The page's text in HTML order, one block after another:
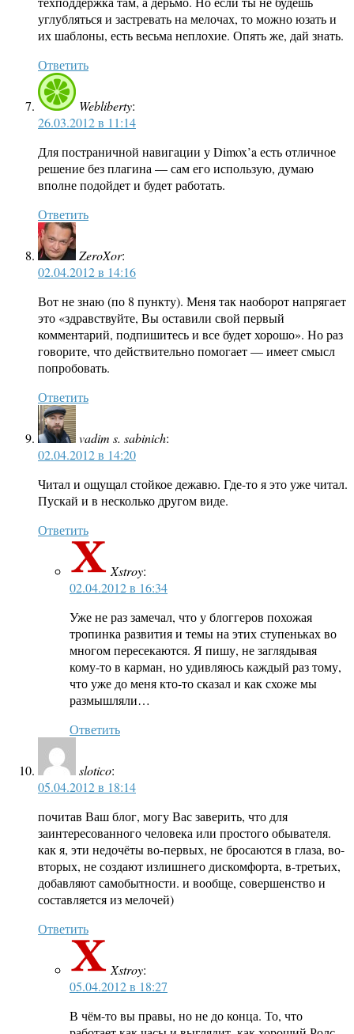
углубляться и застревать на мелочах, то можно юзать и
их шаблоны, есть весьма неплохие. Опять же, дай знать.
Ответить
Webliberty:
26.03.2012 в 11:14
Для постраничной навигации у Dimox’a есть отличное
решение без плагина — сам его использую, думаю
вполне подойдет и будет работать.
Ответить
ZeroXor:
02.04.2012 в 14:16
Вот не знаю (по 8 пункту). Меня так наоборот напрягает
это «здравствуйте, Вы оставили свой первый
комментарий, подпишитесь и все будет хорошо». Но раз
говорите, что действительно помогает — имеет смысл
попробовать.
Ответить
vadim s. sabinich:
02.04.2012 в 14:20
Читал и ощущал стойкое дежавю. Где-то я это уже читал.
Пускай и в несколько другом виде.
Ответить
Xstroy:
02.04.2012 в 16:34
Уже не раз замечал, что у блоггеров похожая
тропинка развития и темы на этих ступеньках во
многом пересекаются. Я пишу, не заглядывая
кому-то в карман, но удивляюсь каждый раз тому,
что уже до меня кто-то сказал и как схоже мы
размышляли…
Ответить
slotico:
05.04.2012 в 18:14
почитав Ваш блог, могу Вас заверить, что для
заинтересованного человека или простого обывателя.
как я, эти недочёты во-первых, не бросаются в глаза, во-
вторых, не создают излишнего дискомфорта, в-третьих,
добавляют самобытности. и вообще, совершенство и
составляется из мелочей)
Ответить
Xstroy:
05.04.2012 в 18:27
В чём-то вы правы, но не до конца. То, что